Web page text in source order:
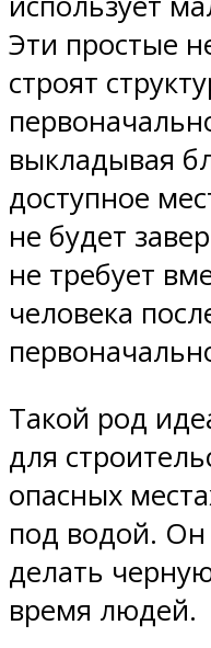
Эти простые
строят
выкладывая
доступное
не будет
не требует
человека
Такой род
для
опасных
под водой.
делать
время людей.